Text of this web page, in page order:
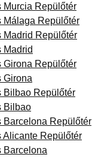
Murcia Repülőtér
Málaga Repülőtér
Madrid Repülőtér
Madrid
Girona Repülőtér
Girona
Bilbao Repülőtér
Bilbao
Barcelona Repülőtér
Alicante Repülőtér
Barcelona